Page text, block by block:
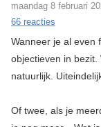
maandag 8 februari
66 reacties
Wanneer je al even
objectieven in
natuurlijk.
Of twee, als je